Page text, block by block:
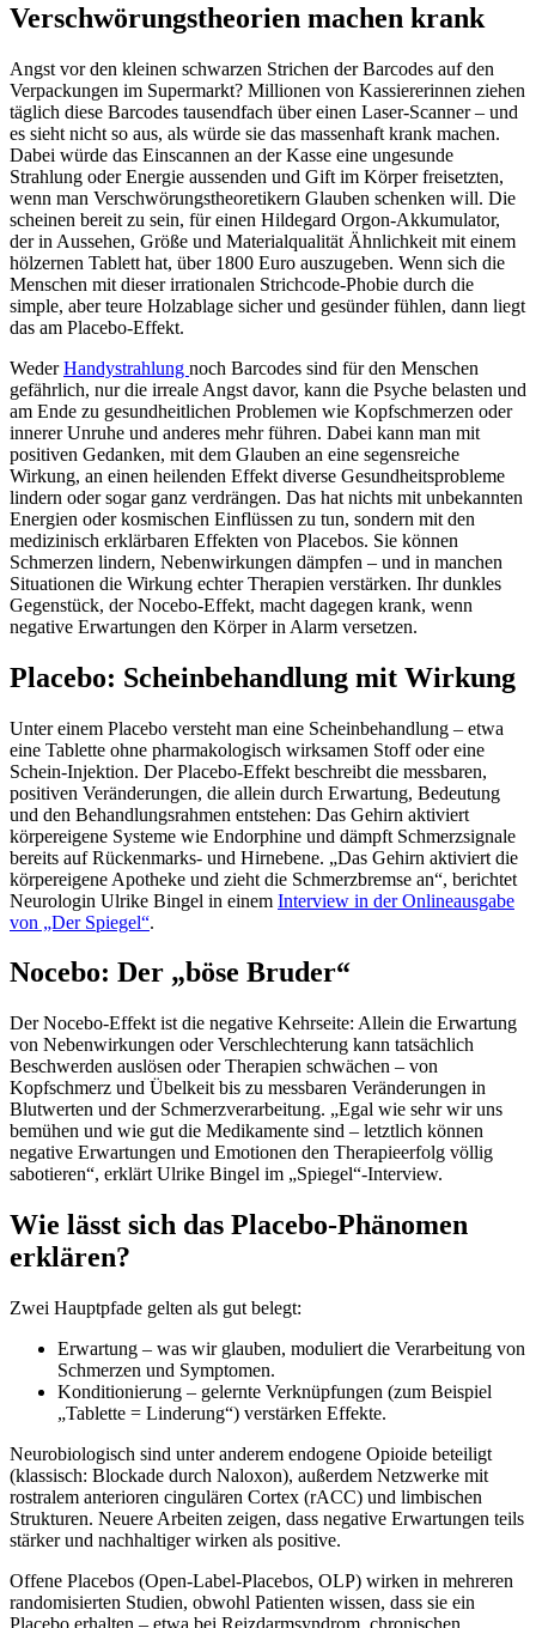
Verschwörungstheorien machen krank
Angst vor den kleinen schwarzen Strichen der Barcodes auf den
Verpackungen im Supermarkt? Millionen von Kassiererinnen ziehen
täglich diese Barcodes tausendfach über einen Laser-Scanner – und
es sieht nicht so aus, als würde sie das massenhaft krank machen.
Dabei würde das Einscannen an der Kasse eine ungesunde
Strahlung oder Energie aussenden und Gift im Körper freisetzten,
wenn man Verschwörungstheoretikern Glauben schenken will. Die
scheinen bereit zu sein, für einen Hildegard Orgon-Akkumulator,
der in Aussehen, Größe und Materialqualität Ähnlichkeit mit einem
hölzernen Tablett hat, über 1800 Euro auszugeben. Wenn sich die
Menschen mit dieser irrationalen Strichcode-Phobie durch die
simple, aber teure Holzablage sicher und gesünder fühlen, dann liegt
das am Placebo-Effekt.
WederHandystrahlung noch Barcodes sind für den Menschen
gefährlich, nur die irreale Angst davor, kann die Psyche belasten und
am Ende zu gesundheitlichen Problemen wie Kopfschmerzen oder
innerer Unruhe und anderes mehr führen. Dabei kann man mit
positiven Gedanken, mit dem Glauben an eine segensreiche
Wirkung, an einen heilenden Effekt diverse Gesundheitsprobleme
lindern oder sogar ganz verdrängen. Das hat nichts mit unbekannten
Energien oder kosmischen Einflüssen zu tun, sondern mit den
medizinisch erklärbaren Effekten von Placebos. Sie können
Schmerzen lindern, Nebenwirkungen dämpfen – und in manchen
Situationen die Wirkung echter Therapien verstärken. Ihr dunkles
Gegenstück, der Nocebo-Effekt, macht dagegen krank, wenn
negative Erwartungen den Körper in Alarm versetzen.
Placebo: Scheinbehandlung mit Wirkung
Unter einem Placebo versteht man eine Scheinbehandlung – etwa
eine Tablette ohne pharmakologisch wirksamen Stoff oder eine
Schein-Injektion. Der Placebo-Effekt beschreibt die messbaren,
positiven Veränderungen, die allein durch Erwartung, Bedeutung
und den Behandlungsrahmen entstehen: Das Gehirn aktiviert
körpereigene Systeme wie Endorphine und dämpft Schmerzsignale
bereits auf Rückenmarks- und Hirnebene. „Das Gehirn aktiviert die
körpereigene Apotheke und zieht die Schmerzbremse an“, berichtet
Neurologin Ulrike Bingel in einem Interview in der Onlineausgabe
von „Der Spiegel“.
Nocebo: Der „böse Bruder“
Der Nocebo-Effekt ist die negative Kehrseite: Allein die Erwartung
von Nebenwirkungen oder Verschlechterung kann tatsächlich
Beschwerden auslösen oder Therapien schwächen – von
Kopfschmerz und Übelkeit bis zu messbaren Veränderungen in
Blutwerten und der Schmerzverarbeitung. „Egal wie sehr wir uns
bemühen und wie gut die Medikamente sind – letztlich können
negative Erwartungen und Emotionen den Therapieerfolg völlig
sabotieren“, erklärt Ulrike Bingel im „Spiegel“-Interview.
Wie lässt sich das Placebo-Phänomen
erklären?
Zwei Hauptpfade gelten als gut belegt:
Erwartung – was wir glauben, moduliert die Verarbeitung von
Schmerzen und Symptomen.
Konditionierung – gelernte Verknüpfungen (zum Beispiel
„Tablette = Linderung“) verstärken Effekte.
Neurobiologisch sind unter anderem endogene Opioide beteiligt
(klassisch: Blockade durch Naloxon), außerdem Netzwerke mit
rostralem anterioren cingulären Cortex (rACC) und limbischen
Strukturen. Neuere Arbeiten zeigen, dass negative Erwartungen teils
stärker und nachhaltiger wirken als positive.
Offene Placebos (Open-Label-Placebos, OLP) wirken in mehreren
randomisierten Studien, obwohl Patienten wissen, dass sie ein